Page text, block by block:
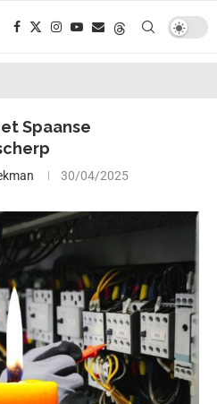
Spaanse
30/04/2025